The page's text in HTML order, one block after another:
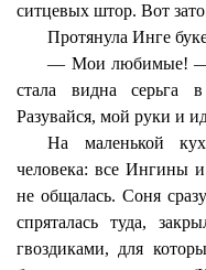
ситцевых штор. Вот
Протянула Инге
— Мои любимые! —
стала видна серьга
Разувайся, мой руки и
На маленькой
человека: все Ингины
не общалась. Соня
спряталась туда,
гвоздиками, для